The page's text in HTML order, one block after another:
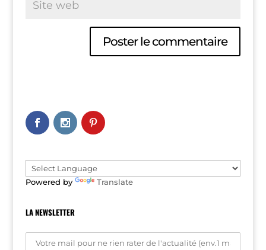
n
a
v
e
:Powered by Translate
LA NEWSLETTER